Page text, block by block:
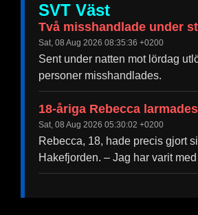
SVT Väst
Två misshandlade under
Sat, 08 Aug 2026 08:35:36 +0200
Sent under natten mot lördag
personer misshandlades.
18-åriga Rebecca
Sat, 08 Aug 2026 05:30:02 +0200
Rebecca, 18, hade precis gjort
Hakefjorden. – Jag har varit